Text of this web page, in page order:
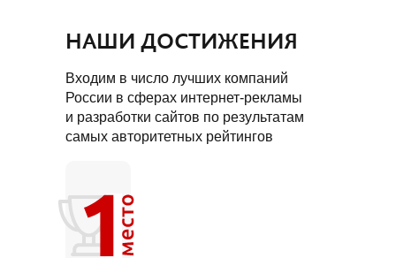
НАШИ ДОСТИЖЕНИЯ
Входим в число лучших компаний
России в сферах интернет-рекламы
и разработки сайтов по результатам
самых авторитетных рейтингов